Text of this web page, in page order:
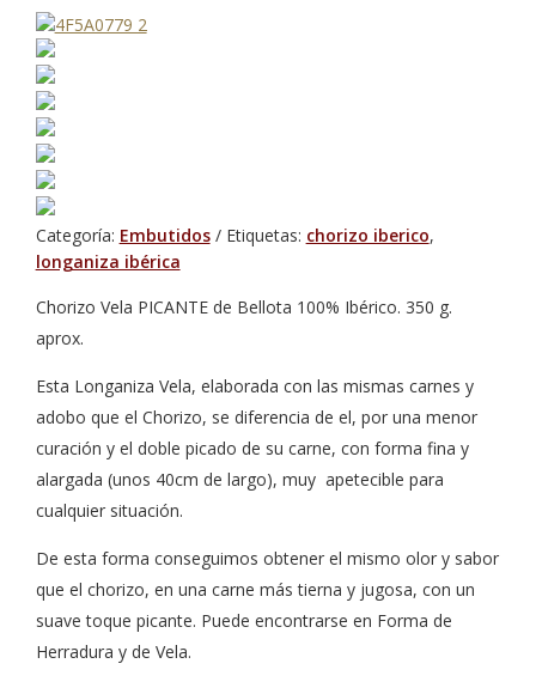
Categoría: Embutidos Etiquetas: chorizo iberico,
longaniza ibérica
Chorizo Vela PICANTE de Bellota 100% Ibérico. 350 g.
aprox.
Esta Longaniza Vela, elaborada con las mismas carnes y
adobo que el Chorizo, se diferencia de el, por una menor
curación y el doble picado de su carne, con forma fina y
alargada (unos 40cm de largo), muy apetecible para
cualquier situación.
De esta forma conseguimos obtener el mismo olor y sabor
que el chorizo, en una carne más tierna y jugosa, con un
suave toque picante. Puede encontrarse en Forma de
Herradura y de Vela.